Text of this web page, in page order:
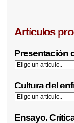
Artículos
Presentación
Cultura del
Ensayo.